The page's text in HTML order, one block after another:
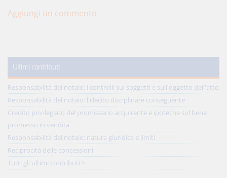
Aggiungi un commento
Ultimi contributi
Responsabilità del notaio: i controlli sui soggetti e sull'oggetto dell'atto
Responsabilità del notaio: l'illecito disciplinare conseguente
Credito privilegiato del promissario acquirente e ipoteche sul bene
promesso in vendita
Responsabilità del notaio: natura giuridica e limiti
Reciprocità delle concessioni
Tutti gli ultimi contributi >